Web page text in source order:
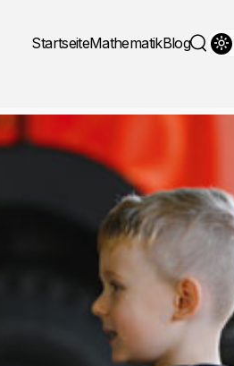
StartseiteMathematikBlog